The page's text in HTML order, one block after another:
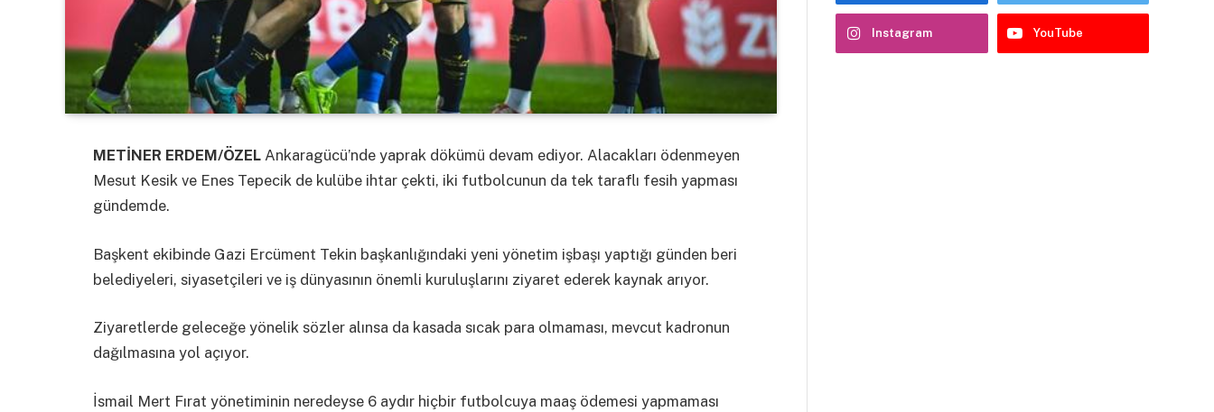
METİNER ERDEM/ÖZEL Ankaragücü’nde yaprak dökümü devam ediyor. Alacakları ödenmeyen
Mesut Kesik ve Enes Tepecik de kulübe ihtar çekti, iki futbolcunun da tek taraflı fesih yapması
gündemde.
Başkent ekibinde Gazi Ercüment Tekin başkanlığındaki yeni yönetim işbaşı yaptığı günden beri
belediyeleri, siyasetçileri ve iş dünyasının önemli kuruluşlarını ziyaret ederek kaynak arıyor.
Ziyaretlerde geleceğe yönelik sözler alınsa da kasada sıcak para olmaması, mevcut kadronun
dağılmasına yol açıyor.
İsmail Mert Fırat yönetiminin neredeyse 6 aydır hiçbir futbolcuya maaş ödemesi yapmaması
Instagram YouTube